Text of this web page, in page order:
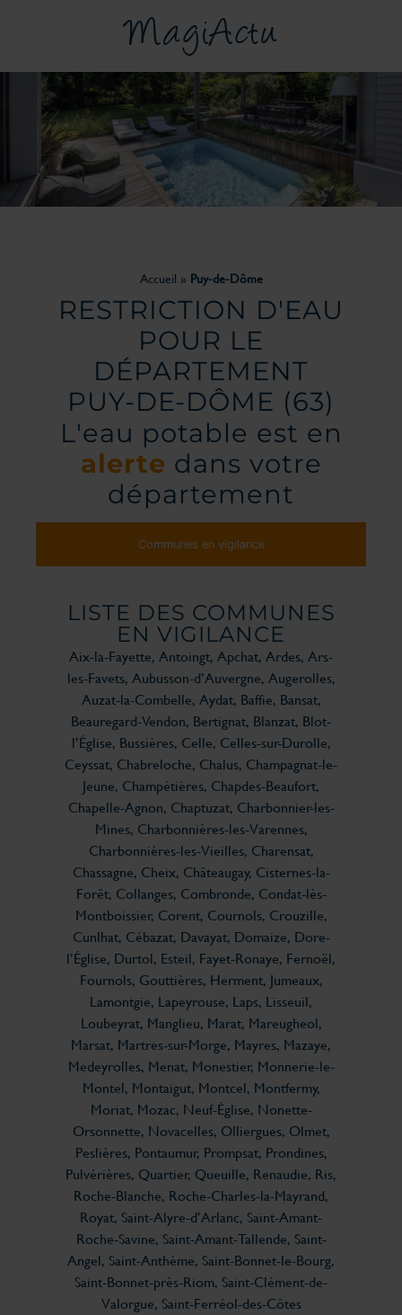
MagiActu
Accueil » Puy-de-Dôme
RESTRICTION D'EAU
POUR LE
DÉPARTEMENT
PUY-DE-DÔME (63)
L'eau potable est en
alerte dans votre
département
Communes en vigilance
LISTE DES COMMUNES
EN VIGILANCE
Aix-la-Fayette, Antoingt, Apchat, Ardes, Ars-
les-Favets, Aubusson-d’Auvergne, Augerolles,
Auzat-la-Combelle, Aydat, Baffie, Bansat,
Beauregard-Vendon, Bertignat, Blanzat, Blot-
l’Église, Bussières, Celle, Celles-sur-Durolle,
Ceyssat, Chabreloche, Chalus, Champagnat-le-
Jeune, Champétières, Chapdes-Beaufort,
Chapelle-Agnon, Chaptuzat, Charbonnier-les-
Mines, Charbonnières-les-Varennes,
Charbonnières-les-Vieilles, Charensat,
Chassagne, Cheix, Châteaugay, Cisternes-la-
Forêt, Collanges, Combronde, Condat-lès-
Montboissier, Corent, Cournols, Crouzille,
Cunlhat, Cébazat, Davayat, Domaize, Dore-
l’Église, Durtol, Esteil, Fayet-Ronaye, Fernoël,
Fournols, Gouttières, Herment, Jumeaux,
Lamontgie, Lapeyrouse, Laps, Lisseuil,
Loubeyrat, Manglieu, Marat, Mareugheol,
Marsat, Martres-sur-Morge, Mayres, Mazaye,
Medeyrolles, Menat, Monestier, Monnerie-le-
Montel, Montaigut, Montcel, Montfermy,
Moriat, Mozac, Neuf-Église, Nonette-
Orsonnette, Novacelles, Olliergues, Olmet,
Peslières, Pontaumur, Prompsat, Prondines,
Pulvérières, Quartier, Queuille, Renaudie, Ris,
Roche-Blanche, Roche-Charles-la-Mayrand,
Royat, Saint-Alyre-d’Arlanc, Saint-Amant-
Roche-Savine, Saint-Amant-Tallende, Saint-
Angel, Saint-Anthème, Saint-Bonnet-le-Bourg,
Saint-Bonnet-près-Riom, Saint-Clément-de-
Valorgue, Saint-Ferréol-des-Côtes